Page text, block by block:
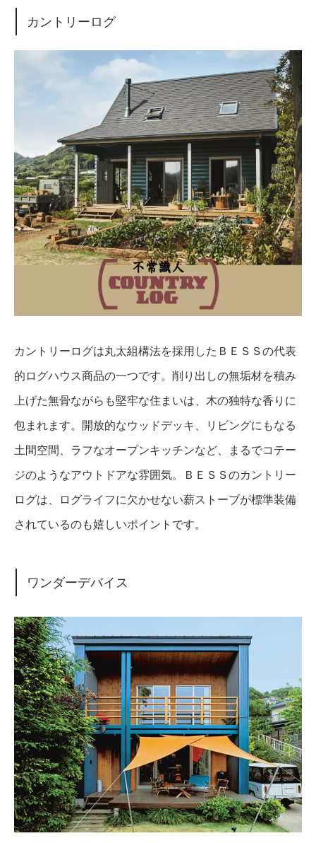
カントリーログ
カントリーログは丸太組構法を採用したＢＥＳＳの代表
的ログハウス商品の一つです。削り出しの無垢材を積み
上げた無骨ながらも堅牢な住まいは、木の独特な香りに
包まれます。開放的なウッドデッキ、リビングにもなる
土間空間、ラフなオープンキッチンなど、まるでコテー
ジのようなアウトドアな雰囲気。ＢＥＳＳのカントリー
ログは、ログライフに欠かせない薪ストーブが標準装備
されているのも嬉しいポイントです。
ワンダーデバイス